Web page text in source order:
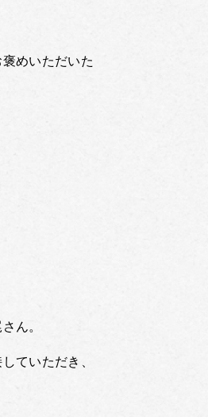
めいただいた
ん。
ていただき、